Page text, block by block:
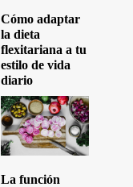
Cómo adaptar
la dieta
flexitariana a tu
estilo de vida
diario
La función